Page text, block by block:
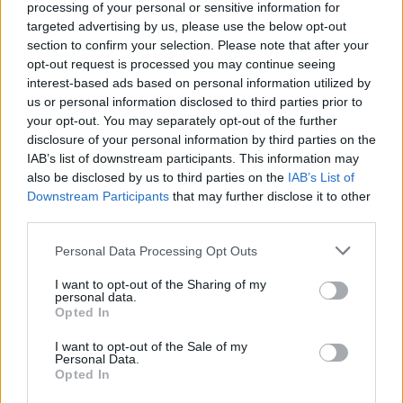
processing of your personal or sensitive information for
targeted advertising by us, please use the below opt-out
section to confirm your selection. Please note that after your
opt-out request is processed you may continue seeing
interest-based ads based on personal information utilized by
us or personal information disclosed to third parties prior to
your opt-out. You may separately opt-out of the further
disclosure of your personal information by third parties on the
IAB’s list of downstream participants. This information may
also be disclosed by us to third parties on the IAB’s List of
Downstream Participants that may further disclose it to other
Personal Data Processing Opt Outs
I want to opt-out of the Sharing of my
personal data.
Opted In
I want to opt-out of the Sale of my
Personal Data.
Opted In
horizons, même à petite échelle. Restez ouvert aux
opportunités qui se présentent, car elles pourraient
enrichir votre parcours. Faites attention à ne pas trop
vous disperser, et privilégiez les activités qui
nourrissent votre curiosité et votre enthousiasme.
Capricorne
L’énergie du jour vous invite à faire preuve de
persévérance et de réalisme dans vos démarches.
Vous pourriez ressentir une envie de bâtir ou de
consolider des projets à long terme. Prenez le temps
La patience et la discipline vous permettront
d’avancer avec confiance vers vos objectifs, tout en
Verseau